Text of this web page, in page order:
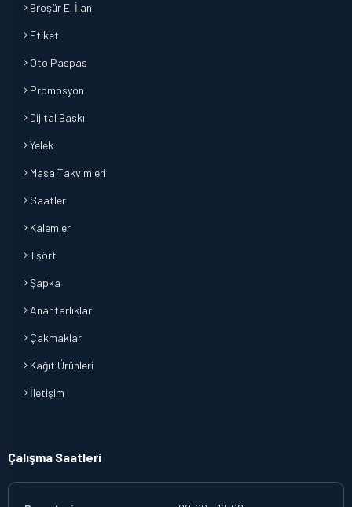
Broşür El İlanı
Etiket
Oto Paspas
Promosyon
Dijital Baskı
Yelek
Masa Takvimleri
Saatler
Kalemler
Tşört
Şapka
Anahtarlıklar
Çakmaklar
Kağıt Ürünleri
İletişim
Çalışma Saatleri